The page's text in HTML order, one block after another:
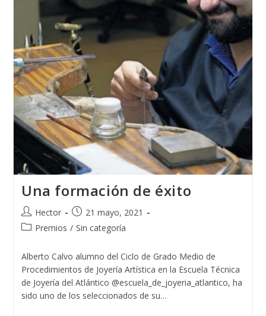
ATLÁNTICO
Una formación de éxito
Autor
de
Hector
Publicación
de
21 mayo, 2021
Categoría
la
entrada:
Premios / Sin categoría
Alberto Calvo alumno del Ciclo de Grado Medio de
Procedimientos de Joyería Artística en la Escuela Técnica
de Joyería del Atlántico @escuela_de_joyeria_atlantico, ha
sido uno de los seleccionados de su…